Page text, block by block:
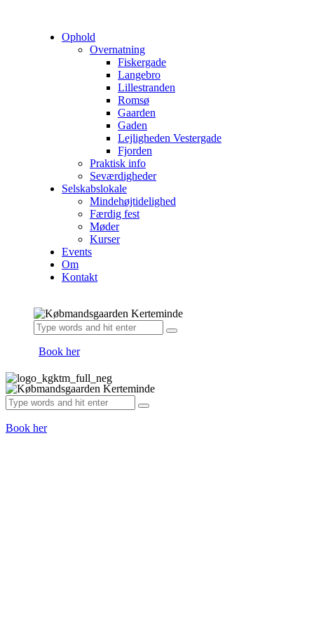
Ophold
Overnatning
Fiskergade
Langebro
Lillestranden
Romsø
Gaarden
Gaden
Lejligheden Vestergade
Fjorden
Praktisk info
Seværdigheder
Selskabslokale
Mindehøjtidelighed
Færdig fest
Møder
Kurser
Events
Om
Kontakt
Book her
Book her